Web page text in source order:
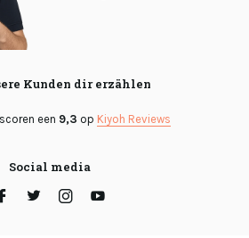
Kunden dir erzählen
een 9,3 op Kiyoh Reviews
Social media